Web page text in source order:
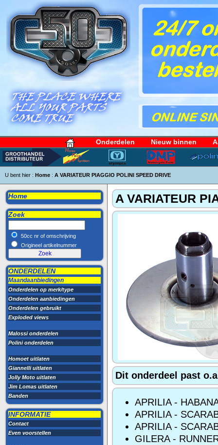
Onderdelen Nieuw binnen
U bent hier : Home : A VARIATEUR PIAGGIO POLINI SPEED DRIVE
Home
Zoek
50cc nr of omschrijving
Origineel artikelnummer
ONDERDELEN
Maandaanbiedingen
Onderdelen op merk/type
Onderdelen aanbiedingen
Onderdelen gebruikt
Exploded views
Malossi onderdelen
Polini onderdelen
Homoet uitlaten
Giannelli uitlaten
Jolly Moto uitlaten
Jim Lomas uitlaten
Banden
INFORMATIE
Contact
Even voorstellen
A VARIATEUR
Dit onderdeel past
APRILIA -
APRILIA -
APRILIA -
GILERA -